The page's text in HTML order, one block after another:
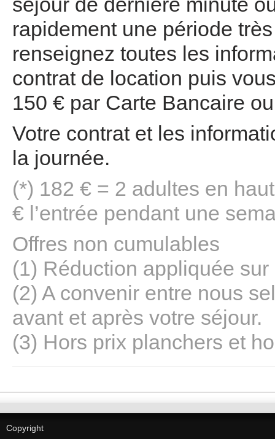
rapidement une période
renseignez toutes les
contrat de location puis
150 € par Carte Bancaire
Votre contrat et les
la journée.
(*) 182 € = 2 adultes en
€ l’entrée pendant une
Offres non cumulables
(1) Réduction appliquée
(2) A convenir entre nous
avant et après votre séjour.
(3) Hors prix planchers et
Copyright